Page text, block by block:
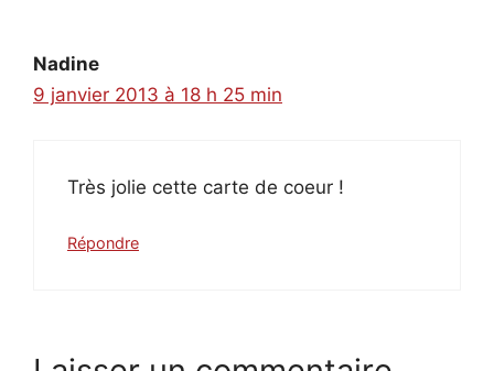
Nadine
9 janvier 2013 à 18 h 25 min
Très jolie cette carte de coeur !
Répondre